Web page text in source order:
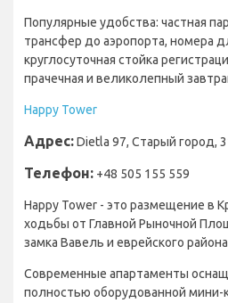
Популярные удобства: частная
трансфер до аэропорта, номера
круглосуточная стойка
прачечная и великолепный
Happy Tower
Адрес:Dietla 97, Старый город,
Телефон: +48 505 155 559
Happy Tower - это размещение в
ходьбы от Главной Рыночной
замка Вавель и еврейского
Современные апартаменты
полностью оборудованной мини-